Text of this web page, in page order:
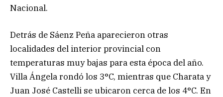
Nacional.
Detrás de Sáenz Peña aparecieron otras
localidades del interior provincial con
temperaturas muy bajas para esta época del año.
Villa Ángela rondó los 3°C, mientras que Charata y
Juan José Castelli se ubicaron cerca de los 4°C. En